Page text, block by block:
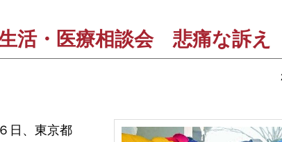
活・医療相談会 悲痛な訴え
日、東京都